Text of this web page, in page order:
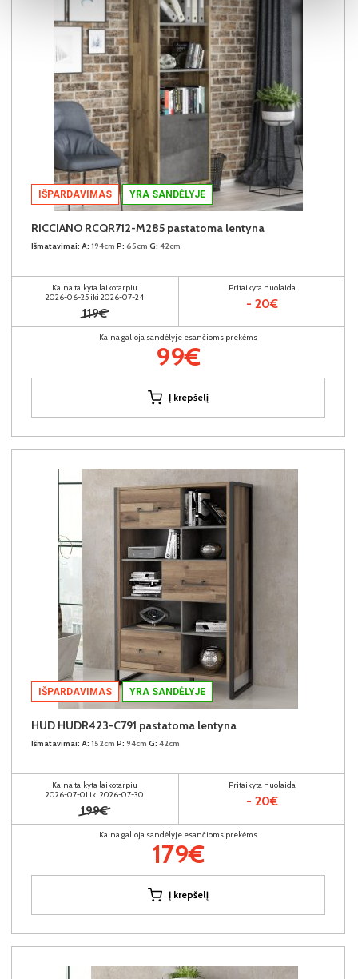
IŠPARDAVIMAS YRA SANDĖLYJE
RICCIANO RCQR712-M285 pastatoma lentyna
Išmatavimai: A: 194cm P: 65cm G: 42cm
Kaina taikyta laikotarpiu
2026-06-25 iki 2026-07-24
119€
Pritaikyta nuolaida
- 20€
Kaina galioja sandėlyje esančioms prekėms
99€
Į krepšelį
IŠPARDAVIMAS YRA SANDĖLYJE
HUD HUDR423-C791 pastatoma lentyna
Išmatavimai: A: 152cm P: 94cm G: 42cm
Kaina taikyta laikotarpiu
2026-07-01 iki 2026-07-30
199€
Pritaikyta nuolaida
- 20€
Kaina galioja sandėlyje esančioms prekėms
179€
Į krepšelį